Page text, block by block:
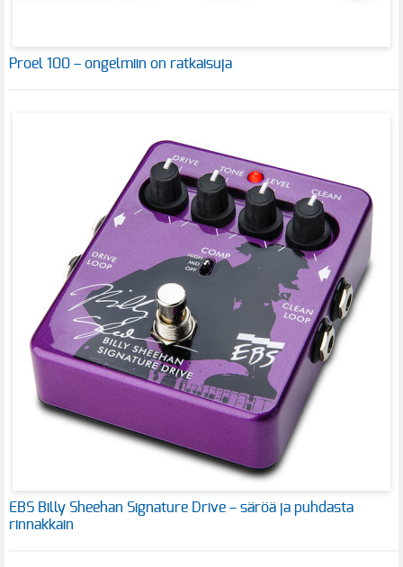
Proel 100 – ongelmiin on ratkaisuja
EBS Billy Sheehan Signature Drive – säröä ja puhdasta
rinnakkain